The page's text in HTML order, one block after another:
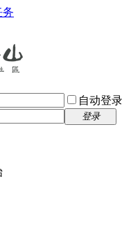
务
自动登录
登录